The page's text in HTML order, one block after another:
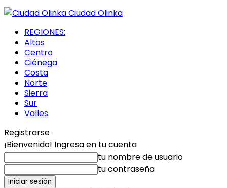
Ciudad Olinka
REGIONES:
Altos
Centro
Ciénega
Costa
Norte
Sierra
Sur
Valles
Registrarse
¡Bienvenido! Ingresa en tu cuenta
tu nombre de usuario
tu contraseña